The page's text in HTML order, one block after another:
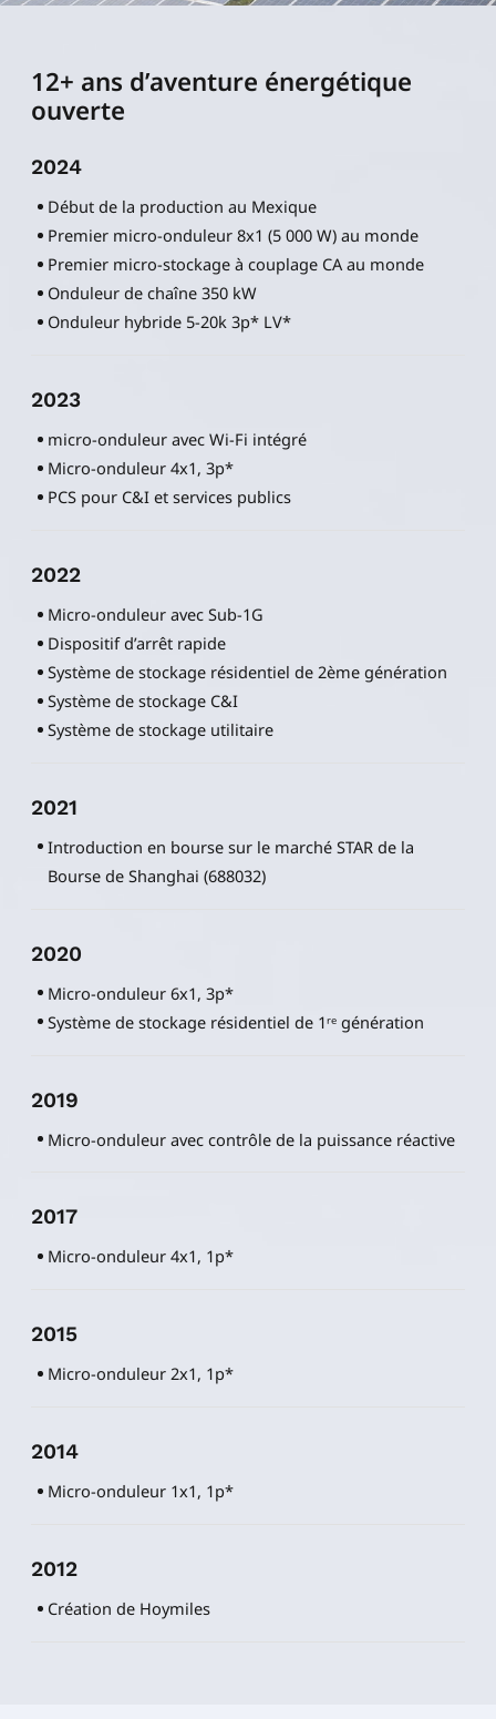
12+ ans d’aventure énergétique
ouverte
2024
Début de la production au Mexique
Premier micro-onduleur 8x1 (5 000 W) au monde
Premier micro-stockage à couplage CA au monde
Onduleur de chaîne 350 kW
Onduleur hybride 5-20k 3p* LV*
2023
micro-onduleur avec Wi-Fi intégré
Micro-onduleur 4x1, 3p*
PCS pour C&I et services publics
2022
Micro-onduleur avec Sub-1G
Dispositif d’arrêt rapide
Système de stockage résidentiel de 2ème génération
Système de stockage C&I
Système de stockage utilitaire
2021
Introduction en bourse sur le marché STAR de la
Bourse de Shanghai (688032)
2020
Micro-onduleur 6x1, 3p*
Système de stockage résidentiel de 1ʳᵉ génération
2019
Micro-onduleur avec contrôle de la puissance réactive
2017
Micro-onduleur 4x1, 1p*
2015
Micro-onduleur 2x1, 1p*
2014
Micro-onduleur 1x1, 1p*
2012
Création de Hoymiles